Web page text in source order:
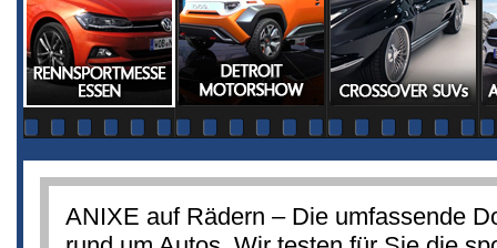
ANIXE auf Rädern – Die umfassende